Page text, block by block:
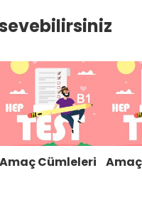
Amaç Cümleleri